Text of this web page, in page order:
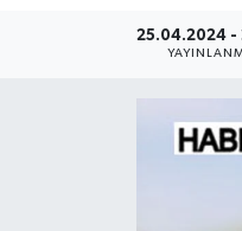
25.04.2024 -
EĞİTİM
Son Dakika